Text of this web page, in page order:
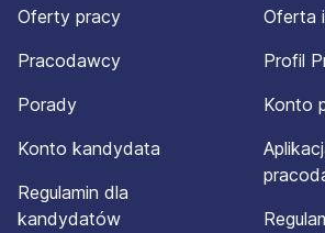
Oferty pracy
Pracodawcy
Porady
Konto kandydata
Regulamin dla
kandydatów
Oferta
Profil
Konto